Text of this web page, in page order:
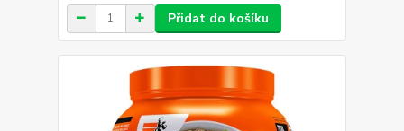
Přidat do košíku